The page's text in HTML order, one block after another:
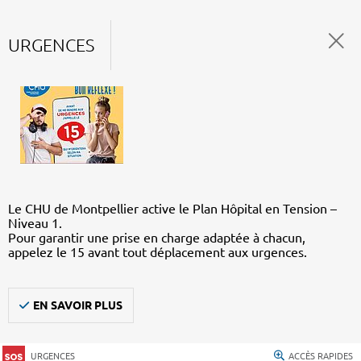
URGENCES
Le CHU de Montpellier active le Plan Hôpital en Tension –
Niveau 1.
Pour garantir une prise en charge adaptée à chacun,
appelez le 15 avant tout déplacement aux urgences.
EN SAVOIR PLUS
URGENCES ACCÈS RAPIDES